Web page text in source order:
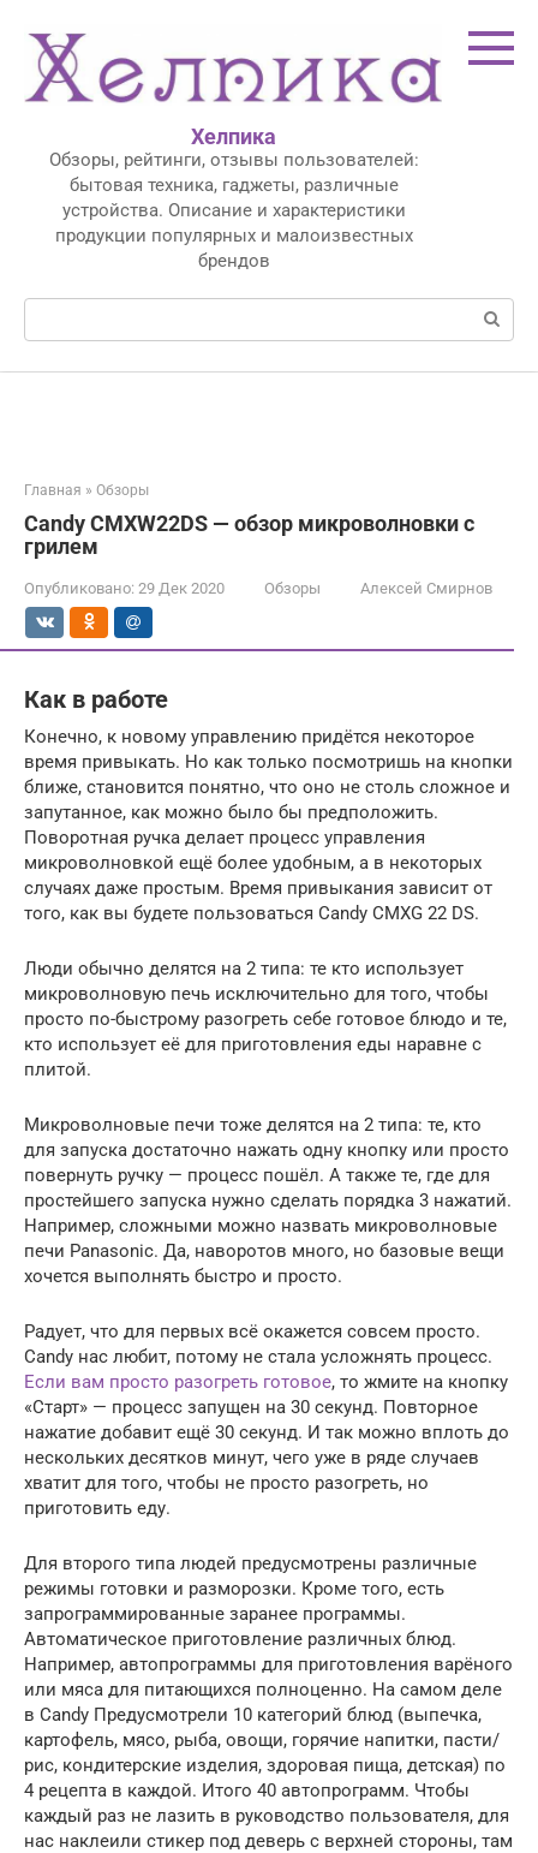
контенту
Хелпика
Обзоры, рейтинги, отзывы пользователей:
бытовая техника, гаджеты, различные
устройства. Описание и характеристики
продукции популярных и малоизвестных
брендов
Поиск:
Главная » Обзоры
Candy CMXW22DS — обзор микроволновки с
грилем
Опубликовано: 29 Дек 2020 Обзоры Алексей Смирнов
Как в работе
Конечно, к новому управлению придётся некоторое
время привыкать. Но как только посмотришь на кнопки
ближе, становится понятно, что оно не столь сложное и
запутанное, как можно было бы предположить.
Поворотная ручка делает процесс управления
микроволновкой ещё более удобным, а в некоторых
случаях даже простым. Время привыкания зависит от
того, как вы будете пользоваться Candy CMXG 22 DS.
Люди обычно делятся на 2 типа: те кто использует
микроволновую печь исключительно для того, чтобы
просто по-быстрому разогреть себе готовое блюдо и те,
кто использует её для приготовления еды наравне с
плитой.
Микроволновые печи тоже делятся на 2 типа: те, кто
для запуска достаточно нажать одну кнопку или просто
повернуть ручку — процесс пошёл. А также те, где для
простейшего запуска нужно сделать порядка 3 нажатий.
Например, сложными можно назвать микроволновые
печи Panasonic. Да, наворотов много, но базовые вещи
хочется выполнять быстро и просто.
Радует, что для первых всё окажется совсем просто.
Candy нас любит, потому не стала усложнять процесс.
Если вам просто разогреть готовое, то жмите на кнопку
«Старт» — процесс запущен на 30 секунд. Повторное
нажатие добавит ещё 30 секунд. И так можно вплоть до
нескольких десятков минут, чего уже в ряде случаев
хватит для того, чтобы не просто разогреть, но
приготовить еду.
Для второго типа людей предусмотрены различные
режимы готовки и разморозки. Кроме того, есть
запрограммированные заранее программы.
Автоматическое приготовление различных блюд.
Например, автопрограммы для приготовления варёного
или мяса для питающихся полноценно. На самом деле
в Candy Предусмотрели 10 категорий блюд (выпечка,
картофель, мясо, рыба, овощи, горячие напитки, пасти/
рис, кондитерские изделия, здоровая пища, детская) по
4 рецепта в каждой. Итого 40 автопрограмм. Чтобы
каждый раз не лазить в руководство пользователя, для
нас наклеили стикер под деверь с верхней стороны, там